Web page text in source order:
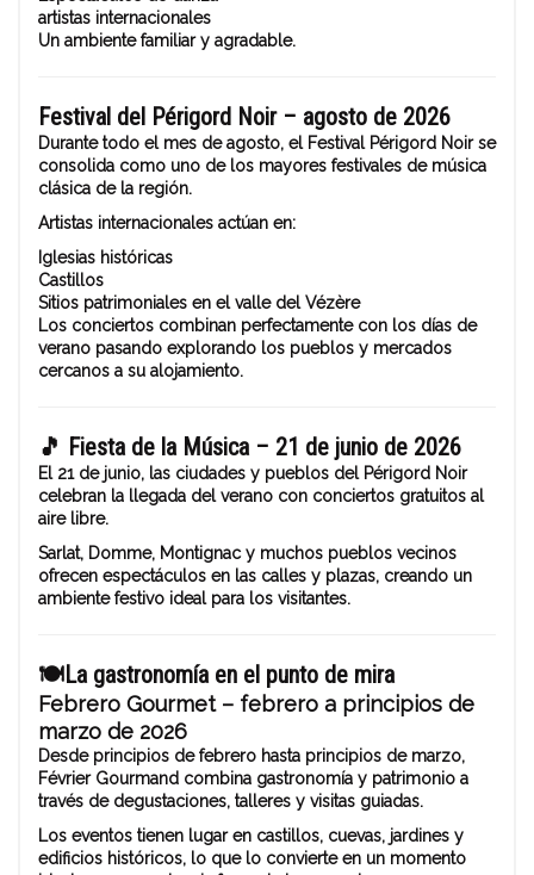
artistas internacionales
Un ambiente familiar y agradable.
Festival del Périgord Noir – agosto de 2026
Durante todo el mes de agosto, el Festival Périgord Noir se
consolida como uno de los mayores festivales de música
clásica de la región.
Artistas internacionales actúan en:
Iglesias históricas
Castillos
Sitios patrimoniales en el valle del Vézère
Los conciertos combinan perfectamente con los días de
verano pasando explorando los pueblos y mercados
cercanos a su alojamiento.
🎵 Fiesta de la Música – 21 de junio de 2026
El 21 de junio, las ciudades y pueblos del Périgord Noir
celebran la llegada del verano con conciertos gratuitos al
aire libre.
Sarlat, Domme, Montignac y muchos pueblos vecinos
ofrecen espectáculos en las calles y plazas, creando un
ambiente festivo ideal para los visitantes.
🍽️La gastronomía en el punto de mira
Febrero Gourmet – febrero a principios de
marzo de 2026
Desde principios de febrero hasta principios de marzo,
Février Gourmand combina gastronomía y patrimonio a
través de degustaciones, talleres y visitas guiadas.
Los eventos tienen lugar en castillos, cuevas, jardines y
edificios históricos, lo que lo convierte en un momento